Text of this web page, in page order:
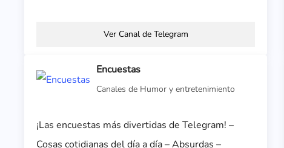
Ver Canal de Telegram
Encuestas
Canales de Humor y entretenimiento
¡Las encuestas más divertidas de Telegram! –
Cosas cotidianas del día a día – Absurdas –